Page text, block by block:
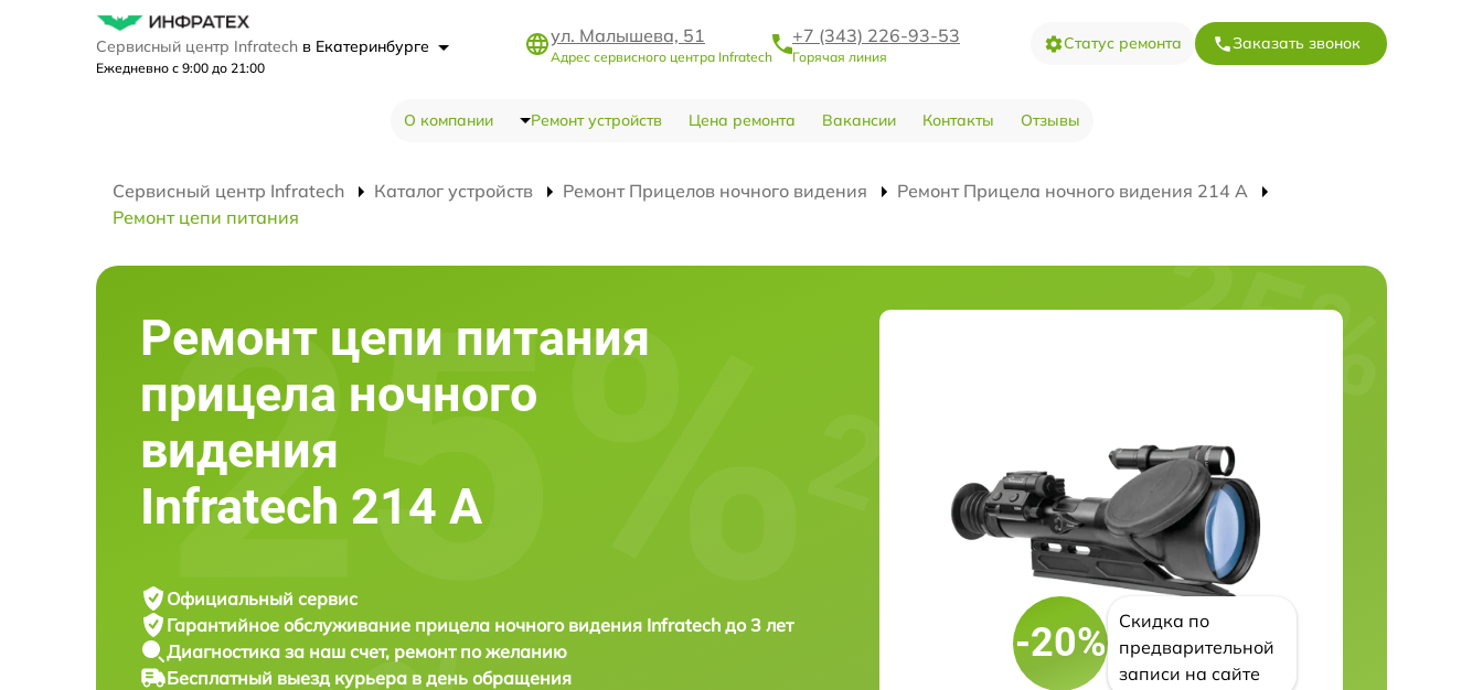
Сервисный центр Infratech в Екатеринбурге
Ежедневно с 9:00 до 21:00
ул. Малышева, 51
Адрес сервисного центра Infratech
+7 (343) 226-93-53
Горячая линия
Статус ремонта Заказать звонок
О компании Ремонт устройств Цена ремонта Вакансии Контакты Отзывы
Сервисный центр Infratech Каталог устройств Ремонт Прицелов ночного видения
Ремонт Прицела ночного видения 214 А
Ремонт цепи питания
Ремонт цепи питания
прицела ночного
видения
Infratech 214 А
Официальный сервис
Гарантийное обслуживание прицела ночного видения Infratech до 3 лет
Диагностика за наш счет, ремонт по желанию
Бесплатный выезд курьера в день обращения
-20%
Скидка по
предварительной
записи на сайте